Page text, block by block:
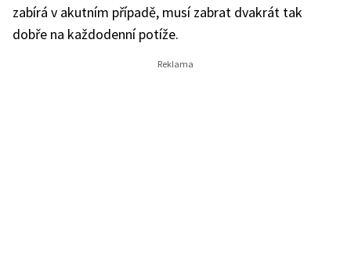
zabírá v akutním případě, musí zabrat dvakrát tak
dobře na každodenní potíže.